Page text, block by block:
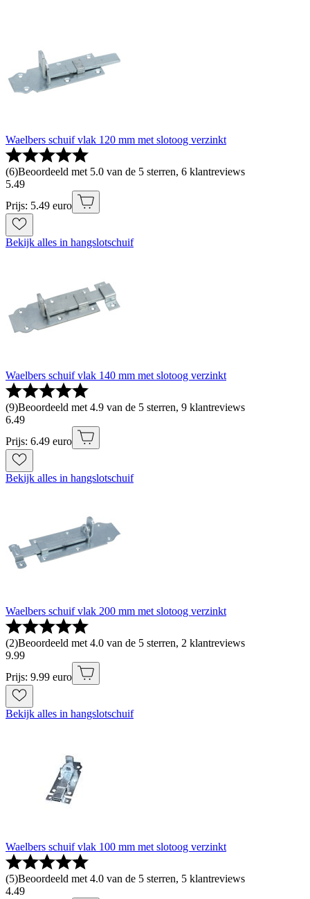
Waelbers schuif vlak 120 mm met slotoog verzinkt
(6)Beoordeeld met 5.0 van de 5 sterren, 6 klantreviews
5.49
Prijs: 5.49 euro
Bekijk alles in hangslotschuif
Waelbers schuif vlak 140 mm met slotoog verzinkt
(9)Beoordeeld met 4.9 van de 5 sterren, 9 klantreviews
6.49
Prijs: 6.49 euro
Bekijk alles in hangslotschuif
Waelbers schuif vlak 200 mm met slotoog verzinkt
(2)Beoordeeld met 4.0 van de 5 sterren, 2 klantreviews
9.99
Prijs: 9.99 euro
Bekijk alles in hangslotschuif
Waelbers schuif vlak 100 mm met slotoog verzinkt
(5)Beoordeeld met 4.0 van de 5 sterren, 5 klantreviews
4.49